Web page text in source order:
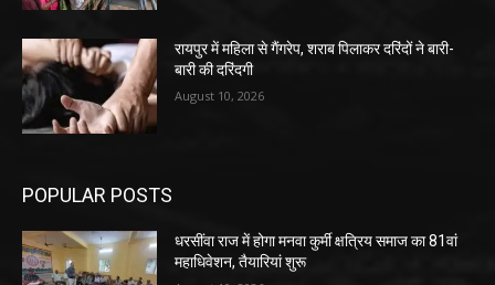
रायपुर में महिला से गैंगरेप, शराब पिलाकर दरिंदों ने बारी-
बारी की दरिंदगी
August 10, 2026
POPULAR POSTS
धरसींवा राज में होगा मनवा कुर्मी क्षत्रिय समाज का 81वां
महाधिवेशन, तैयारियां शुरू